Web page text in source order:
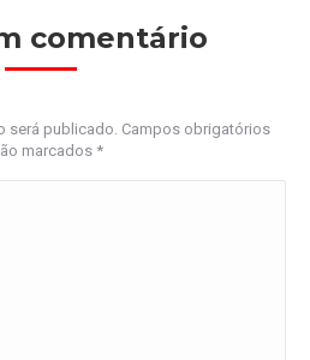
comentário
será publicado. Campos obrigatórios
marcados *